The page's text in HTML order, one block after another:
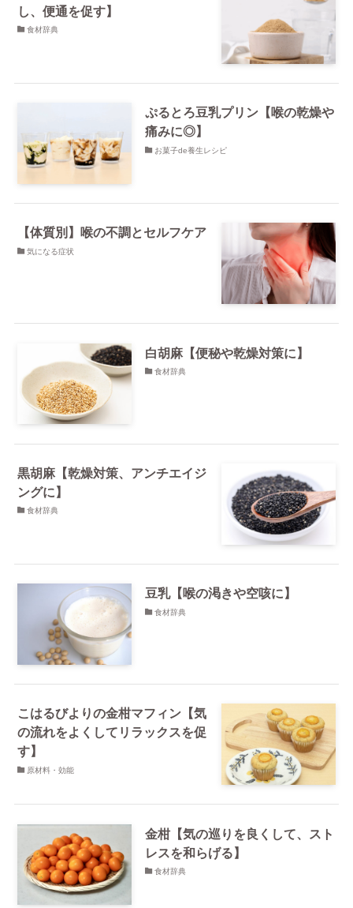
し、便通を促す】
食材辞典
ぷるとろ豆乳プリン【喉の乾燥や
痛みに◎】
お菓子de養生レシピ
【体質別】喉の不調とセルフケア
気になる症状
白胡麻【便秘や乾燥対策に】
食材辞典
​黒胡麻【乾燥対策、アンチエイジ
ングに】
食材辞典
豆乳【喉の渇きや空咳に】
食材辞典
こはるびよりの金柑マフィン【気
の流れをよくしてリラックスを促
す】
原材料・効能
金柑【気の巡りを良くして、スト
レスを和らげる】
食材辞典